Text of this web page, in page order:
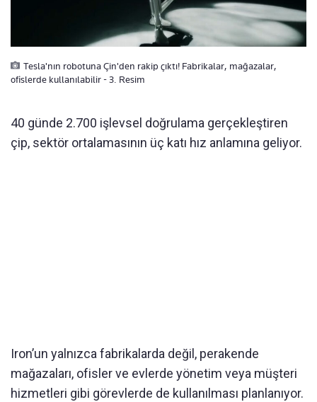
Tesla'nın robotuna Çin'den rakip çıktı! Fabrikalar, mağazalar,
ofislerde kullanılabilir - 3. Resim
40 günde 2.700 işlevsel doğrulama gerçekleştiren
çip, sektör ortalamasının üç katı hız anlamına geliyor.
Iron’un yalnızca fabrikalarda değil, perakende
mağazaları, ofisler ve evlerde yönetim veya müşteri
hizmetleri gibi görevlerde de kullanılması planlanıyor.